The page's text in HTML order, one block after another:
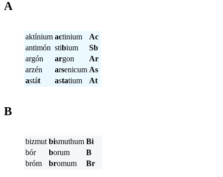
A
aktínium actinium
Ac
antimón stibium
Sb
argón
argon
Ar
arzén
arsenicum As
astát astatium At
B
bizmut bismuthum Bi
bór
borum
B
bróm
bromum Br